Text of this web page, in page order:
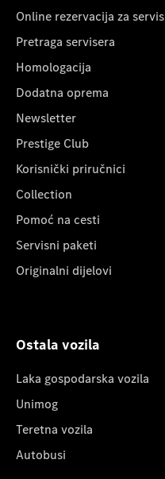
Online rezervacija za servis
Pretraga servisera
Homologacija
Dodatna oprema
Newsletter
Prestige Club
Korisnički priručnici
Collection
Pomoć na cesti
Servisni paketi
Originalni dijelovi
Ostala vozila
Laka gospodarska vozila
Unimog
Teretna vozila
Autobusi